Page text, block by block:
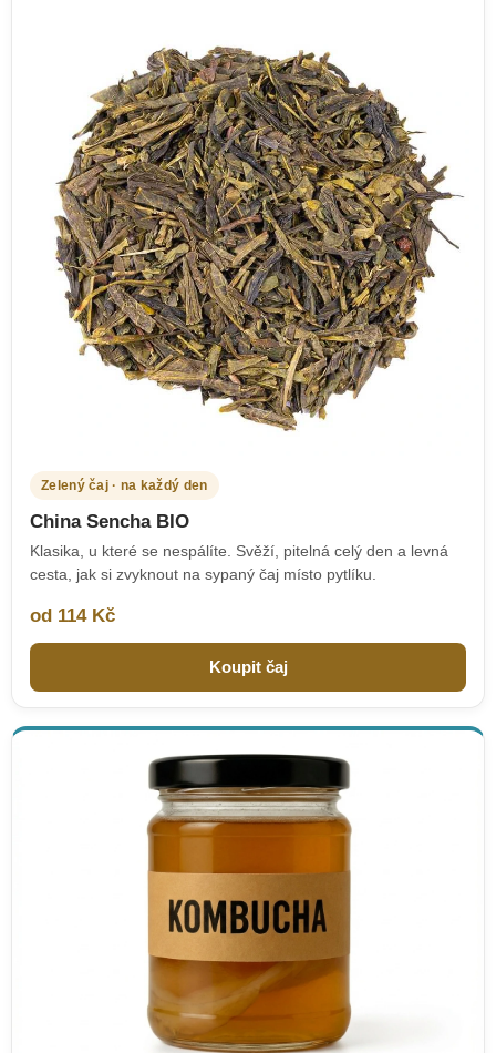
Zelený čaj · na každý den
China Sencha BIO
Klasika, u které se nespálíte. Svěží, pitelná celý den a levná
cesta, jak si zvyknout na sypaný čaj místo pytlíku.
od 114 Kč
Koupit čaj